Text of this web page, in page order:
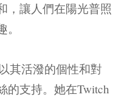
，讓人們在陽光普照
其活潑的個性和對
的支持。她在Twitch